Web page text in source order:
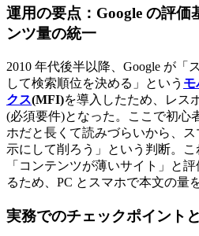
運用の要点：Google の評
ンツ量の統一
2010 年代後半以降、Google が「
して検索順位を決める」という モ
クス(MFI)を導入したため、レス
(必須要件)となった。ここで初心
ホだと長くて読みづらいから、
示にして削ろう」という判断。こ
「コンテンツが薄いサイト」と
るため、PC とスマホで本文の量
実務でのチェックポイント